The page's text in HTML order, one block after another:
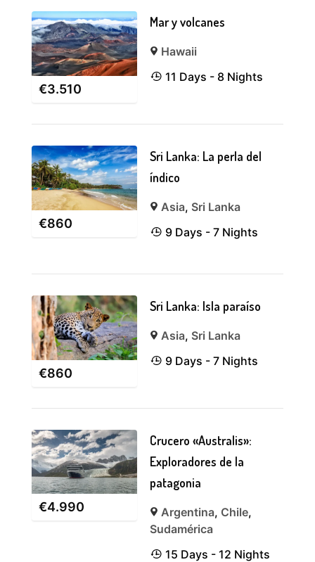
€3.510
Mar y volcanes
Hawaii
11 Days - 8 Nights
€860
Sri Lanka: La perla del
índico
Asia, Sri Lanka
9 Days - 7 Nights
€860
Sri Lanka: Isla paraíso
Asia, Sri Lanka
9 Days - 7 Nights
€4.990
Crucero «Australis»:
Exploradores de la
patagonia
Argentina, Chile,
Sudamérica
15 Days - 12 Nights